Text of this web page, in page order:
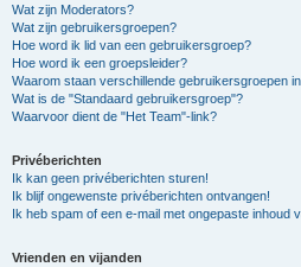
Wat zijn Moderators?
Wat zijn gebruikersgroepen?
Hoe word ik lid van een gebruikersgroep?
Hoe word ik een groepsleider?
Waarom staan verschillende gebruikersgroepen
Wat is de "Standaard gebruikersgroep"?
Waarvoor dient de "Het Team"-link?
Privéberichten
Ik kan geen privéberichten sturen!
Ik blijf ongewenste privéberichten ontvangen!
Ik heb spam of een e-mail met ongepaste inhoud
Vrienden en vijanden